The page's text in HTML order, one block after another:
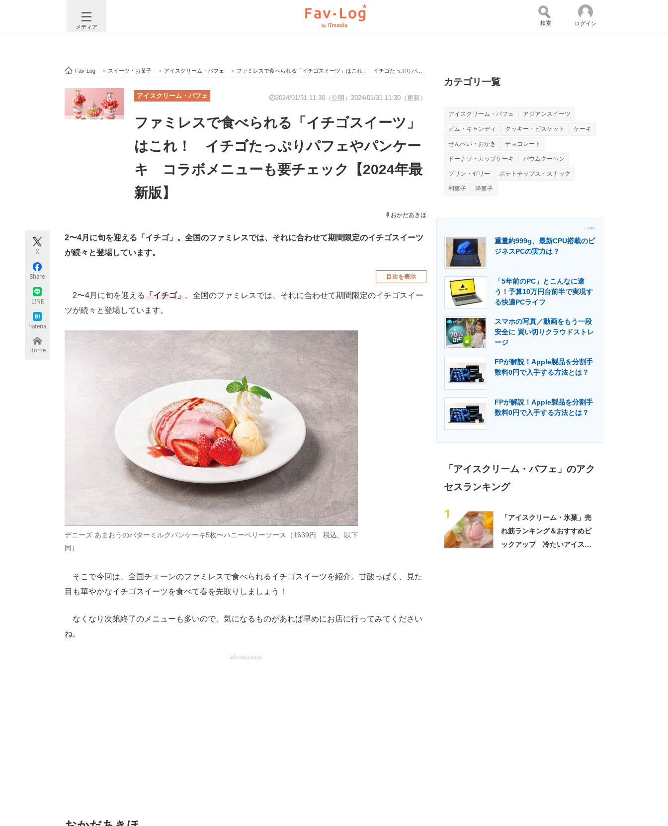
メディア
注目記事を集めた総合ページ ITの今と未来を見通す スマホと通信の最新トレンド 進化するPCとデバイスの未来
ビジネスと働き方のヒント AI活用のいまが分かる 企業ITのトレンドを詳説 経営リーダーのコミュニティ
ITエンジニア向け専門サイト 企業向けIT製品の総合サイト IT製品の技術・比較・事例 製造業のIT導入・活用を支援
エネルギーの専門メディア
検索 ログイン
Fav-Log > スイーツ・お菓子 > アイスクリーム・パフェ > ファミレスで食べられる「イチゴスイーツ」はこれ！ イチゴたっぷりパフェやパンケーキ コラボメニューも要チェック【2024年最新版】
アイスクリーム・パフェ 2024/01/31 11:30（公開） 2024/01/31 11:30（更新）
ファミレスで食べられる「イチゴスイーツ」
はこれ！ イチゴたっぷりパフェやパンケー
キ コラボメニューも要チェック【2024年最
新版】
おかだあきほ
X
Share
LINE
hatena
Home
2〜4月に旬を迎える「イチゴ」。全国のファミレスでは、それに合わせて期間限定のイチゴスイーツ
が続々と登場しています。
目次を表示
2〜4月に旬を迎える「イチゴ」。全国のファミレスでは、それに合わせて期間限定のイチゴスイー
ツが続々と登場しています。
デニーズ あまおうのバターミルクパンケーキ5枚〜ハニーベリーソース（1639円 税込、以下
同）
そこで今回は、全国チェーンのファミレスで食べられるイチゴスイーツを紹介。甘酸っぱく、見た
目も華やかなイチゴスイーツを食べて春を先取りしましょう！
なくなり次第終了のメニューも多いので、気になるものがあれば早めにお店に行ってみてください
ね。
advertisement
カテゴリ一覧
アイスクリーム・パフェ アジアンスイーツ
ガム・キャンディ クッキー・ビスケット ケーキ
せんべい・おかき チョコレート
ドーナツ・カップケーキ バウムクーヘン
プリン・ゼリー ポテトチップス・スナック
和菓子 洋菓子
- PR -
重量約999g、最新CPU搭載のビ
ジネスPCの実力は？
「5年前のPC」とこんなに違
う！予算10万円台前半で実現す
る快適PCライフ
スマホの写真／動画をもう一段
安全に 買い切りクラウドストレ
ージ
FPが解説！Apple製品を分割手
数料0円で入手する方法とは？
FPが解説！Apple製品を分割手
数料0円で入手する方法とは？
「アイスクリーム・パフェ」のアク
セスランキング
1
「アイスクリーム・氷菓」売
れ筋ランキング＆おすすめピ
ックアップ 冷たいアイスを